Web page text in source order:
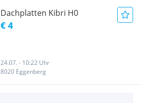
Dachplatten Kibri H0
€ 4
24.07. - 10:22 Uhr
8020 Eggenberg